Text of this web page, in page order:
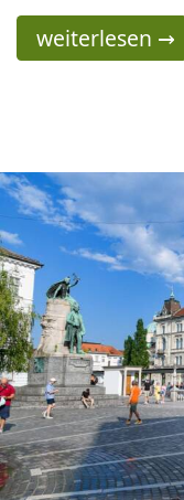
Wildensteiner
weiterlesen →